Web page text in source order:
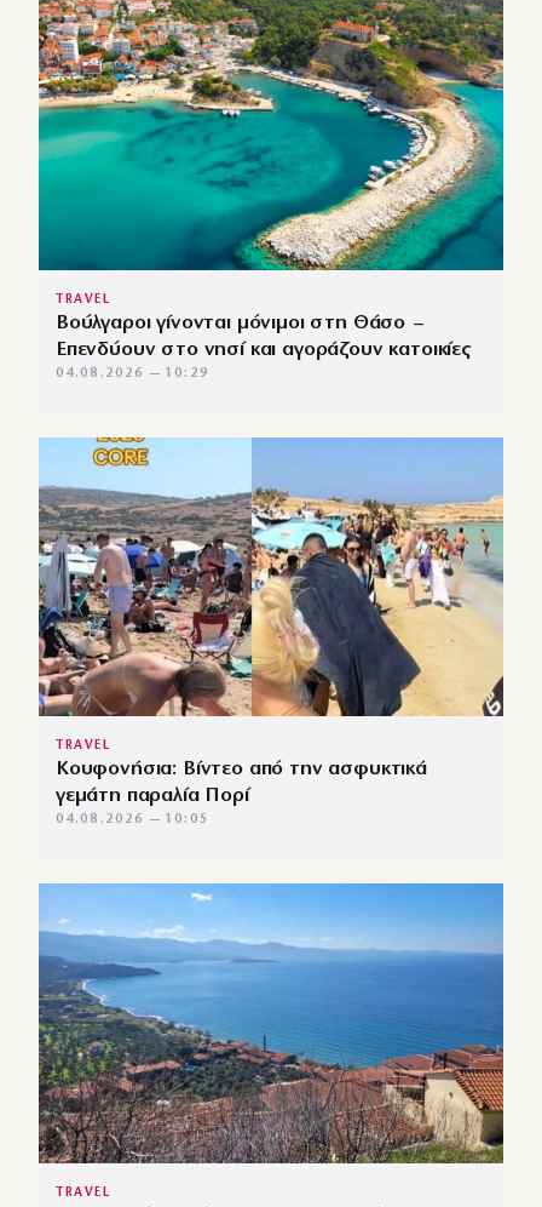
TRAVEL
Βούλγαροι γίνονται μόνιμοι στη Θάσο –
Επενδύουν στο νησί και αγοράζουν κατοικίες
04.08.2026 — 10:29
TRAVEL
Κουφονήσια: Βίντεο από την ασφυκτικά
γεμάτη παραλία Πορί
04.08.2026 — 10:05
TRAVEL